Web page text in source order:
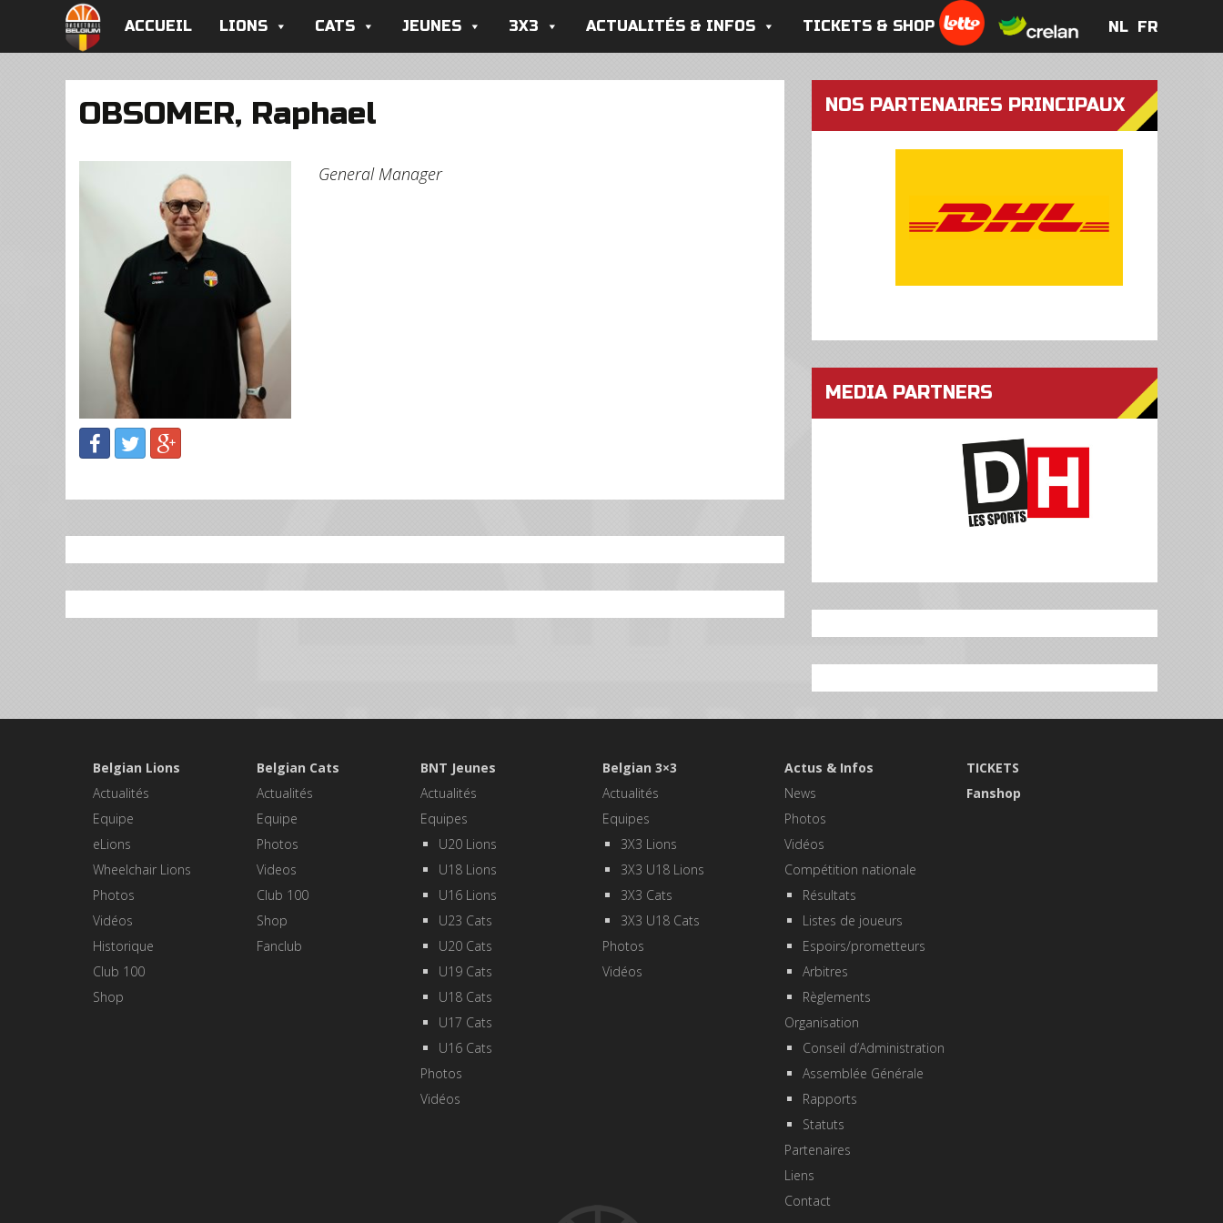
ACCUEIL LIONS CATS JEUNES 3X3 ACTUALITÉS & INFOS TICKETS & SHOP NL FR
OBSOMER, Raphael
General Manager
NOS PARTENAIRES PRINCIPAUX
MEDIA PARTNERS
Belgian Lions
Actualités
Equipe
eLions
Wheelchair Lions
Photos
Vidéos
Historique
Club 100
Shop
Belgian Cats
Actualités
Equipe
Photos
Videos
Club 100
Shop
Fanclub
BNT Jeunes
Actualités
Equipes
U20 Lions
U18 Lions
U16 Lions
U23 Cats
U20 Cats
U19 Cats
U18 Cats
U17 Cats
U16 Cats
Photos
Vidéos
Belgian 3×3
Actualités
Equipes
3X3 Lions
3X3 U18 Lions
3X3 Cats
3X3 U18 Cats
Photos
Vidéos
Actus & Infos
News
Photos
Vidéos
Compétition nationale
Résultats
Listes de joueurs
Espoirs/prometteurs
Arbitres
Règlements
Organisation
Conseil d’Administration
Assemblée Générale
Rapports
Statuts
Partenaires
Liens
Contact
TICKETS
Fanshop
NL